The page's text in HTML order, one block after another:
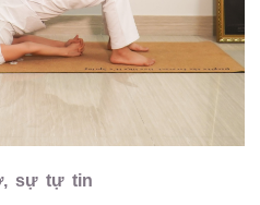
sự tự tin